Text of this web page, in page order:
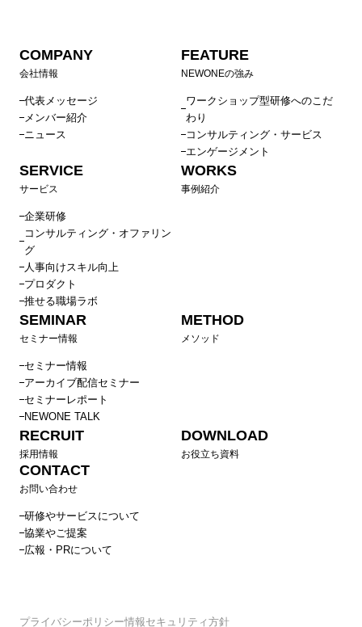
COMPANY
会社情報
代表メッセージ
メンバー紹介
ニュース
FEATURE
NEWONEの強み
ワークショップ型研修へのこだ
わり
コンサルティング・サービス
エンゲージメント
SERVICE
サービス
企業研修
コンサルティング・オファリン
グ
人事向けスキル向上
プロダクト
推せる職場ラボ
WORKS
事例紹介
SEMINAR
セミナー情報
セミナー情報
アーカイブ配信セミナー
セミナーレポート
NEWONE TALK
METHOD
メソッド
RECRUIT
採用情報
DOWNLOAD
お役立ち資料
CONTACT
お問い合わせ
研修やサービスについて
協業やご提案
広報・PRについて
プライバシーポリシー情報セキュリティ方針